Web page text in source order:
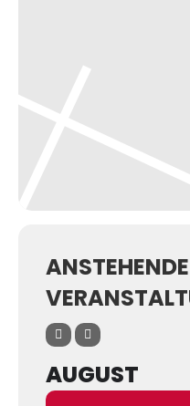
ANSTEHENDE
AUGUST